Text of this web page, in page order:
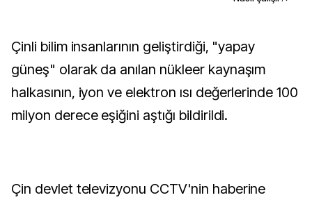
Çinli bilim insanlarının geliştirdiği, "yapay
güneş" olarak da anılan nükleer kaynaşım
halkasının, iyon ve elektron ısı değerlerinde 100
milyon derece eşiğini aştığı bildirildi.
Çin devlet televizyonu CCTV'nin haberine